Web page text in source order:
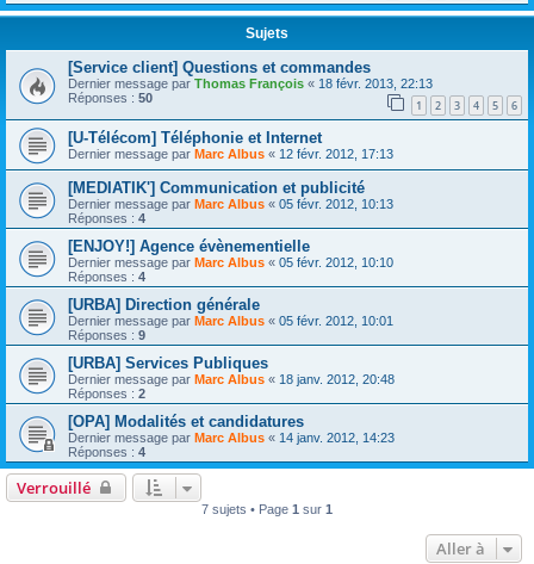
Sujets
[Service client] Questions et commandes
Dernier message par Thomas François « 18 févr. 2013, 22:13
Réponses : 50 1 2 3 4 5 6
[U-Télécom] Téléphonie et Internet
Dernier message par Marc Albus « 12 févr. 2012, 17:13
[MEDIATIK'] Communication et publicité
Dernier message par Marc Albus « 05 févr. 2012, 10:13
Réponses : 4
[ENJOY!] Agence évènementielle
Dernier message par Marc Albus « 05 févr. 2012, 10:10
Réponses : 4
[URBA] Direction générale
Dernier message par Marc Albus « 05 févr. 2012, 10:01
Réponses : 9
[URBA] Services Publiques
Dernier message par Marc Albus « 18 janv. 2012, 20:48
Réponses : 2
[OPA] Modalités et candidatures
Dernier message par Marc Albus « 14 janv. 2012, 14:23
Réponses : 4
Verrouillé
7 sujets • Page 1 sur 1
Aller à